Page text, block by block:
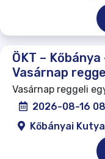
ÖKT –
Vasárnap
Vasárnap reggeli
2026-08-16
Kőbányai